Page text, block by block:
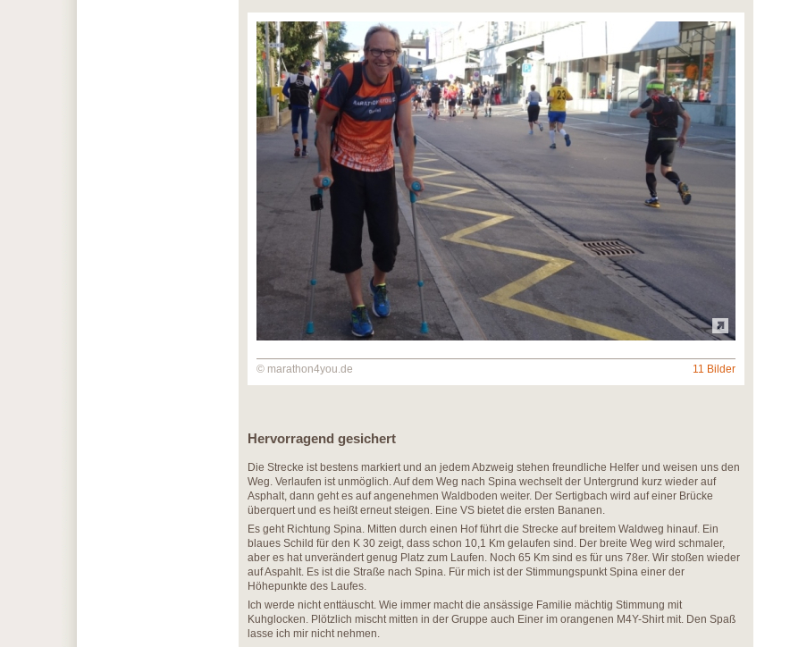
© marathon4you.de 11 Bilder
Hervorragend gesichert
Die Strecke ist bestens markiert und an jedem Abzweig stehen freundliche Helfer und weisen uns den
Weg. Verlaufen ist unmöglich. Auf dem Weg nach Spina wechselt der Untergrund kurz wieder auf
Asphalt, dann geht es auf angenehmen Waldboden weiter. Der Sertigbach wird auf einer Brücke
überquert und es heißt erneut steigen. Eine VS bietet die ersten Bananen.
Es geht Richtung Spina. Mitten durch einen Hof führt die Strecke auf breitem Waldweg hinauf. Ein
blaues Schild für den K 30 zeigt, dass schon 10,1 Km gelaufen sind. Der breite Weg wird schmaler,
aber es hat unverändert genug Platz zum Laufen. Noch 65 Km sind es für uns 78er. Wir stoßen wieder
auf Aspahlt. Es ist die Straße nach Spina. Für mich ist der Stimmungspunkt Spina einer der
Höhepunkte des Laufes.
Ich werde nicht enttäuscht. Wie immer macht die ansässige Familie mächtig Stimmung mit
Kuhglocken. Plötzlich mischt mitten in der Gruppe auch Einer im orangenen M4Y-Shirt mit. Den Spaß
lasse ich mir nicht nehmen.